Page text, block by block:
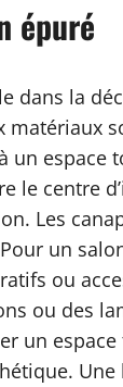
épuré
dans la
matériaux
un espace
le centre
Les
un
ou
ou des
un